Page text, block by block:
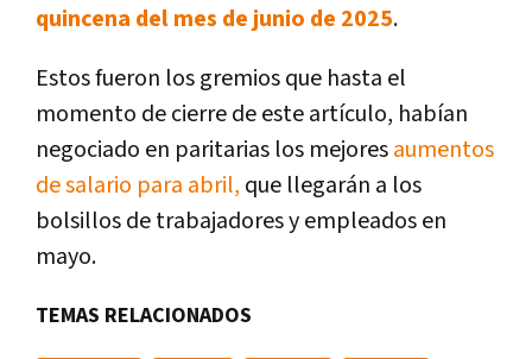
quincena del mes de junio de 2025.
Estos fueron los gremios que hasta el
momento de cierre de este artículo, habían
negociado en paritarias los mejoresaumentos
de salario para abril, que llegarán a los
bolsillos de trabajadores y empleados en
mayo.
TEMAS RELACIONADOS